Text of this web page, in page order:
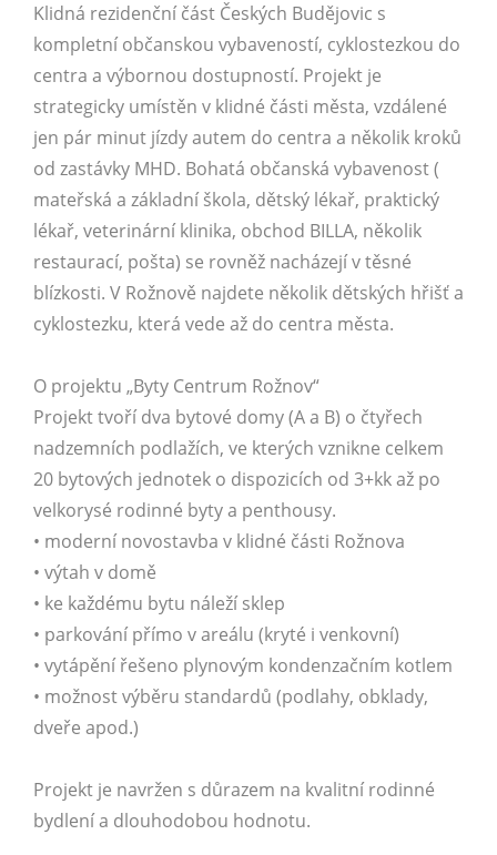
Klidná rezidenční část Českých Budějovic s
kompletní občanskou vybaveností, cyklostezkou do
centra a výbornou dostupností. Projekt je
strategicky umístěn v klidné části města, vzdálené
jen pár minut jízdy autem do centra a několik kroků
od zastávky MHD. Bohatá občanská vybavenost (
mateřská a základní škola, dětský lékař, praktický
lékař, veterinární klinika, obchod BILLA, několik
restaurací, pošta) se rovněž nacházejí v těsné
blízkosti. V Rožnově najdete několik dětských hřišť a
cyklostezku, která vede až do centra města.
O projektu „Byty Centrum Rožnov“
Projekt tvoří dva bytové domy (A a B) o čtyřech
nadzemních podlažích, ve kterých vznikne celkem
20 bytových jednotek o dispozicích od 3+kk až po
velkorysé rodinné byty a penthousy.
• moderní novostavba v klidné části Rožnova
• výtah v domě
• ke každému bytu náleží sklep
• parkování přímo v areálu (kryté i venkovní)
• vytápění řešeno plynovým kondenzačním kotlem
• možnost výběru standardů (podlahy, obklady,
dveře apod.)
Projekt je navržen s důrazem na kvalitní rodinné
bydlení a dlouhodobou hodnotu.